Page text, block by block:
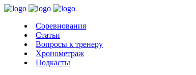
Соревнования
Статьи
Вопросы к тренеру
Хронометраж
Подкасты